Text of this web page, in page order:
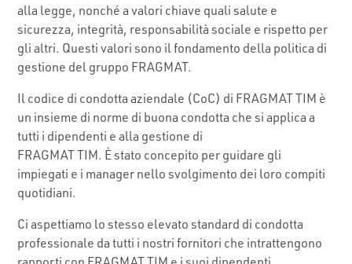
alla legge, nonché a valori chiave quali salute e
sicurezza, integrità, responsabilità sociale e rispetto per
gli altri. Questi valori sono il fondamento della politica di
gestione del gruppo FRAGMAT.
Il codice di condotta aziendale (CoC) di FRAGMAT TIM è
un insieme di norme di buona condotta che si applica a
tutti i dipendenti e alla gestione di
FRAGMAT TIM. È stato concepito per guidare gli
impiegati e i manager nello svolgimento dei loro compiti
quotidiani.
Ci aspettiamo lo stesso elevato standard di condotta
professionale da tutti i nostri fornitori che intrattengono